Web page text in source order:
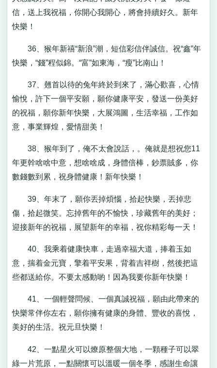
信，送上我祝福，你開心我開心，將會持續好久。新年
快樂！
36、猴年新禧“新浪”潮，短信彩信伴誠信。祝“鑫”年
快樂，“錢”程似錦。“富”如東海，“瘦”比南山！
37、翹首以待的兔年終於到來了，滿心歡喜，心情
愉悅，許下一個平安願，願你健康平安，發送一份美好
的祝福，願你新年快樂，大展鴻圖，生活幸福，工作如
意，事業輝煌，愛情甜美！
38、猴年到了，俺不太會說話，。俺就是想祝您11
年更幹啥啥中意，想啥啥成，身體倍棒，鈔票賊多，你
數錢數到累，祝身體健康！新年快樂！
39、年末了，願你丟掉煩惱，拾起快樂，丟掉悲
傷，拾起微笑。忘掉舊年的不愉快，珍藏舊年的美好；
迎接新年的祝福，展望新年的幸福，祝你精彩每一天！
40、我乘着健康快車，走過幸福大道，捧着玉如
意，揣着金元寶，擎着平安果，背着吉祥樹，然後把這
些都送給你。不要太感動喲！因為我要你新年快樂！
41、一個輕聲問候、一個真誠祝福，願由此帶來的
快樂常伴你左右，願你擁有健康的身體、豐收的喜悅，
美好的生活。祝元旦快樂！
42、一點星火可以燎原整個大地，一顆種子可以翠
綠一片荒原，一點關懷可以溫暖一個冬季，感謝生命讓